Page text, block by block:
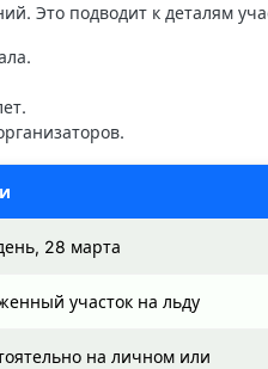
Это подводит к деталям
28 марта
участок на льду
на личном или